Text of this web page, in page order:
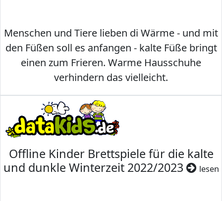
Menschen und Tiere lieben di Wärme - und mit
den Füßen soll es anfangen - kalte Füße bringt
einen zum Frieren. Warme Hausschuhe
verhindern das vielleicht.
Offline Kinder Brettspiele für die kalte
und dunkle Winterzeit 2022/2023
lesen